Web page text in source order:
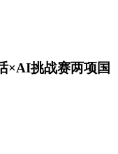
×AI挑战赛两项国